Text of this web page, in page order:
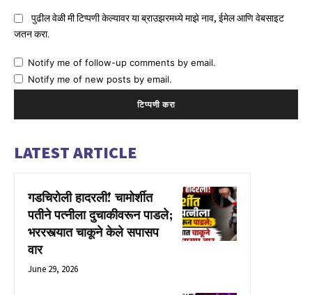
पुढील वेळी मी टिप्पणी केल्यावर या ब्राउझरमध्ये माझे नाव, ईमेल आणि वेबसाइट
जतन करा.
Notify me of follow-up comments by email.
Notify me of new posts by email.
LATEST ARTICLE
गडचिरोली हादरली! चामोर्शीत
पतीने पत्नीला दुचाकीवरून पाडले;
भररस्त्यात चाकूने केले सपासप
वार
June 29, 2026